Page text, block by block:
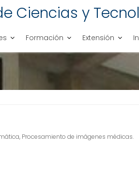
Ciencias y
Formación Extensión
Procesamiento de imágenes médicas.